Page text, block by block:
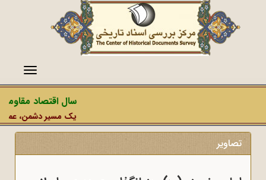
منو
سال اقتصاد مقاومتی
یک مسیر دشمن، عملیات
تصاویر